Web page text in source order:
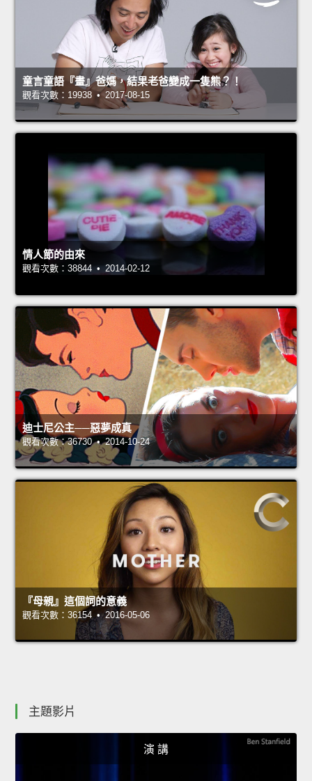
童言童語『畫』爸媽，結果老爸變成一隻熊？！
觀看次數：19938 • 2017-08-15
情人節的由來
觀看次數：38844 • 2014-02-12
迪士尼公主──惡夢成真
觀看次數：36730 • 2014-10-24
『母親』這個詞的意義
觀看次數：36154 • 2016-05-06
主題影片
演 講